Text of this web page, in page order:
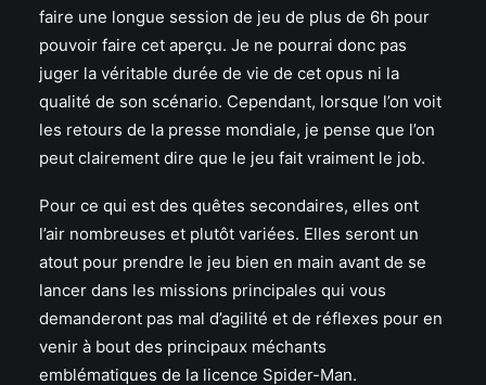
faire une longue session de jeu de plus de 6h pour
pouvoir faire cet aperçu. Je ne pourrai donc pas
juger la véritable durée de vie de cet opus ni la
qualité de son scénario. Cependant, lorsque l’on voit
les retours de la presse mondiale, je pense que l’on
peut clairement dire que le jeu fait vraiment le job.
Pour ce qui est des quêtes secondaires, elles ont
l’air nombreuses et plutôt variées. Elles seront un
atout pour prendre le jeu bien en main avant de se
lancer dans les missions principales qui vous
demanderont pas mal d’agilité et de réflexes pour en
venir à bout des principaux méchants
emblématiques de la licence Spider-Man.